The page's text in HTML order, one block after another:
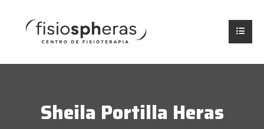
Sheila Portilla Heras